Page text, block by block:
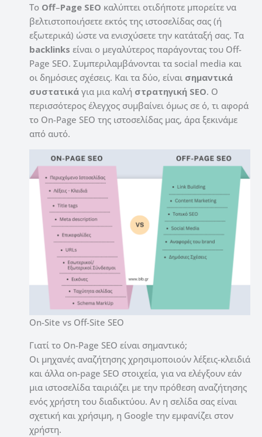
Το Off–Page SEO καλύπτει οτιδήποτε μπορείτε να
βελτιστοποιήσετε εκτός της ιστοσελίδας σας (ή
εξωτερικά) ώστε να ενισχύσετε την κατάταξή σας. Τα
backlinks είναι ο μεγαλύτερος παράγοντας του Off-
Page SEO. Συμπεριλαμβάνονται τα social media και
οι δημόσιες σχέσεις. Και τα δύο, είναι σημαντικά
συστατικά για μια καλή στρατηγική SEO. Ο
περισσότερος έλεγχος συμβαίνει όμως σε ό, τι αφορά
το On-Page SEO της ιστοσελίδας μας, άρα ξεκινάμε
από αυτό.
On-Site vs Off-Site SEO
Γιατί το On-Page SEO είναι σημαντικό;
Οι μηχανές αναζήτησης χρησιμοποιούν λέξεις-κλειδιά
και άλλα on-page SEO στοιχεία, για να ελέγξουν εάν
μια ιστοσελίδα ταιριάζει με την πρόθεση αναζήτησης
ενός χρήστη του διαδικτύου. Αν η σελίδα σας είναι
σχετική και χρήσιμη, η Google την εμφανίζει στον
χρήστη.